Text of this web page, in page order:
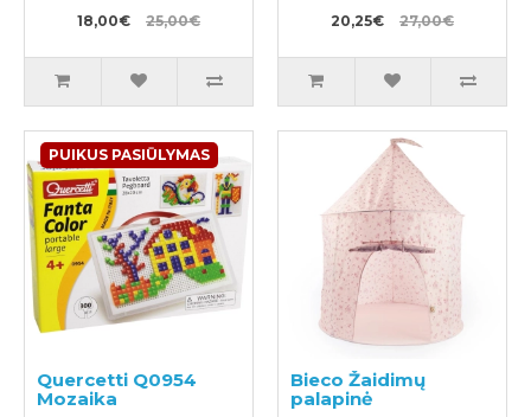
18,00€ 25,00€ 20,25€ 27,00€
PUIKUS PASIŪLYMAS
Quercetti Q0954
Mozaika
Bieco Žaidimų
palapinė